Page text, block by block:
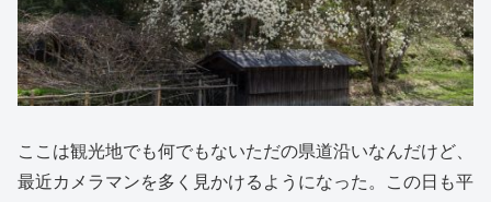
ここは観光地でも何でもないただの県道沿いなんだけど、
最近カメラマンを多く見かけるようになった。この日も平